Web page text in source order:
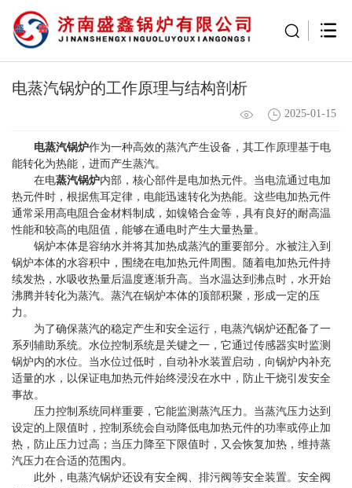
电蒸汽锅炉的工作原理与结构剖析
2025-01-15
电蒸汽锅炉作为一种高效的蒸汽产生设备，其工作原理基于电
能转化为热能，进而产生蒸汽。
在电蒸汽锅炉内部，核心部件是电加热元件。当电流通过电加
热元件时，根据焦耳定律，电能迅速转化为热能。这些电加热元件
通常采用高电阻合金材料制成，如镍铬合金等，具有良好的耐高温
性能和较高的电阻值，能够在通电时产生大量热量。
锅炉本体是容纳水并将其加热成蒸汽的重要部分。水被注入到
锅炉本体的水容积中，围绕在电加热元件周围。随着电加热元件持
续发热，水吸收热量后温度逐渐升高。当水温达到沸点时，水开始
沸腾并转化为蒸汽。蒸汽在锅炉本体的顶部积聚，形成一定的压
力。
为了确保蒸汽的稳定产生和安全运行，电蒸汽锅炉还配备了一
系列辅助系统。水位控制系统是关键之一，它通过传感器实时监测
锅炉内的水位。当水位过低时，自动补水装置启动，向锅炉内补充
适量的水，以保证电加热元件始终浸没在水中，防止干烧引发安全
事故。
压力控制系统同样重要，它能监测蒸汽压力。当蒸汽压力达到
设定的上限值时，控制系统会自动降低电加热元件的功率或停止加
热，防止压力过高；当压力降至下限值时，又会恢复加热，维持蒸
汽压力在合适的范围内。
此外，电蒸汽锅炉还设有安全阀、排污阀等安全装置。安全阀